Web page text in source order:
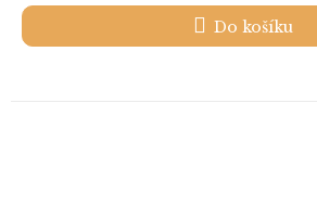
Do košíku